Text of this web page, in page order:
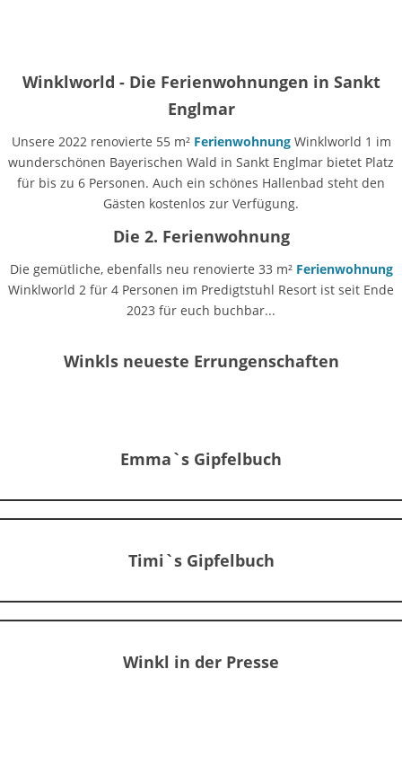
Winklworld - Die Ferienwohnungen in Sankt
Englmar
Unsere 2022 renovierte 55 m² FerienwohnungWinklworld 1 im
wunderschönen Bayerischen Wald in Sankt Englmar bietet Platz
für bis zu 6 Personen. Auch ein schönes Hallenbad steht den
Gästen kostenlos zur Verfügung.
Die 2. Ferienwohnung
Die gemütliche, ebenfalls neu renovierte 33 m² Ferienwohnung
Winklworld 2 für 4 Personen im Predigtstuhl Resort ist seit Ende
2023 für euch buchbar...
Winkls neueste Errungenschaften
Emma`s Gipfelbuch
Timi`s Gipfelbuch
Winkl in der Presse